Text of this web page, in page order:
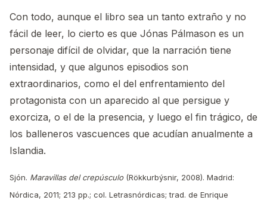
Con todo, aunque el libro sea un tanto extraño y no
fácil de leer, lo cierto es que Jónas Pálmason es un
personaje difícil de olvidar, que la narración tiene
intensidad, y que algunos episodios son
extraordinarios, como el del enfrentamiento del
protagonista con un aparecido al que persigue y
exorciza, o el de la presencia, y luego el fin trágico, de
los balleneros vascuences que acudían anualmente a
Islandia.
Sjón. Maravillas del crepúsculo(Rökkurbýsnir, 2008). Madrid:
Nórdica, 2011; 213 pp.; col. Letrasnórdicas; trad. de Enrique